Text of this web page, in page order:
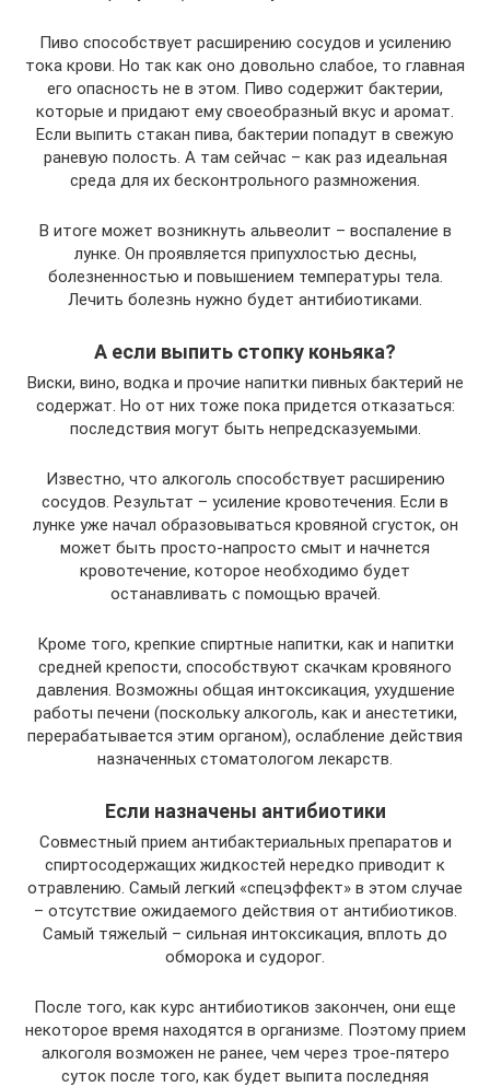
Пиво способствует расширению сосудов и усилению
тока крови. Но так как оно довольно слабое, то главная
его опасность не в этом. Пиво содержит бактерии,
которые и придают ему своеобразный вкус и аромат.
Если выпить стакан пива, бактерии попадут в свежую
раневую полость. А там сейчас – как раз идеальная
среда для их бесконтрольного размножения.
В итоге может возникнуть альвеолит – воспаление в
лунке. Он проявляется припухлостью десны,
болезненностью и повышением температуры тела.
Лечить болезнь нужно будет антибиотиками.
А если выпить стопку коньяка?
Виски, вино, водка и прочие напитки пивных бактерий не
содержат. Но от них тоже пока придется отказаться:
последствия могут быть непредсказуемыми.
Известно, что алкоголь способствует расширению
сосудов. Результат – усиление кровотечения. Если в
лунке уже начал образовываться кровяной сгусток, он
может быть просто-напросто смыт и начнется
кровотечение, которое необходимо будет
останавливать с помощью врачей.
Кроме того, крепкие спиртные напитки, как и напитки
средней крепости, способствуют скачкам кровяного
давления. Возможны общая интоксикация, ухудшение
работы печени (поскольку алкоголь, как и анестетики,
перерабатывается этим органом), ослабление действия
назначенных стоматологом лекарств.
Если назначены антибиотики
Совместный прием антибактериальных препаратов и
спиртосодержащих жидкостей нередко приводит к
отравлению. Самый легкий «спецэффект» в этом случае
– отсутствие ожидаемого действия от антибиотиков.
Самый тяжелый – сильная интоксикация, вплоть до
обморока и судорог.
После того, как курс антибиотиков закончен, они еще
некоторое время находятся в организме. Поэтому прием
алкоголя возможен не ранее, чем через трое-пятеро
суток после того, как будет выпита последняя